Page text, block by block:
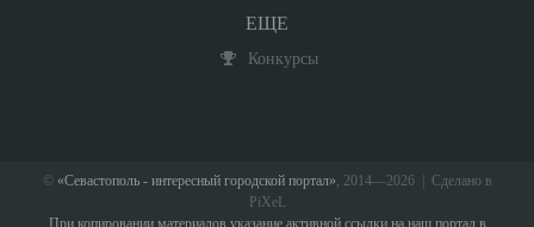
ЕЩЕ
Конкурсы
© «Севастополь - интересный городской портал», 2014—2026 | Сделано в
PiXeL